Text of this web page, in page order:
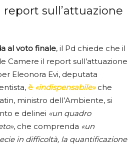
report sull’attuazione
al voto finale, il Pd chiede che il
Camere il report sull’attuazione
Eleonora Evi, deputata
è «indispensabile»che
ministro dell’Ambiente, si
e delinei «un quadro
, che comprenda «un
in difficoltà, la quantificazione